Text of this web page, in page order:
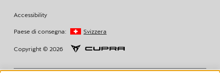
Accessibility
Paese di consegna: Svizzera
Copyright © 2026